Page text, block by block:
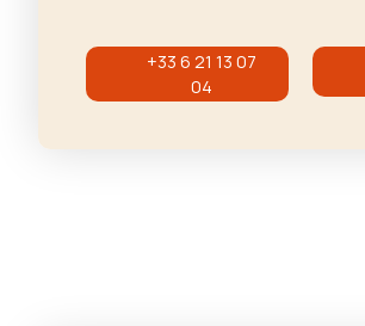
+33 6 21 13 07
04